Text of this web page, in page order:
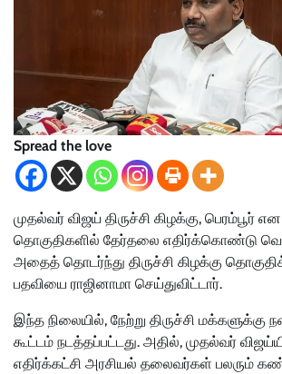
Spread the love
முதல்வர் விஜய் திருச்சி கிழக்கு, பெரம்பூர்
தொகுதிகளில் தேர்தலை எதிர்க்கொண்டு
அதைத் தொடர்ந்து திருச்சி கிழக்கு
பதவியை ராஜினாமா செய்துவிட்டார்.
இந்த நிலையில், நேற்று திருச்சி மக்களுக்கு
கூட்டம் நடத்தப்பட்டது. அதில், முதல்வர்
எதிர்க்கட்சி அரசியல் தலைவர்கள் பலரும்